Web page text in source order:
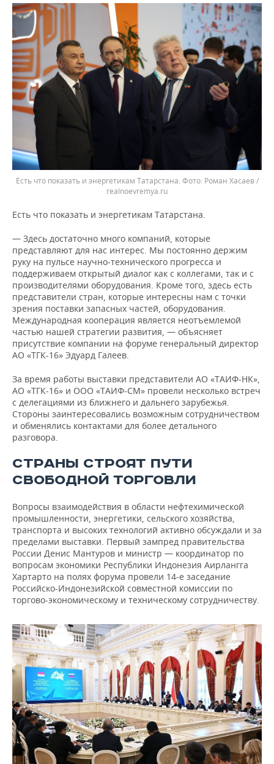
Есть что показать и энергетикам Татарстана.
Роман Хасаев /
realnoevremya.ru
Есть что показать и энергетикам Татарстана.
— Здесь достаточно много компаний, которые
представляют для нас интерес. Мы постоянно держим
руку на пульсе научно‑технического прогресса и
поддерживаем открытый диалог как с коллегами, так и с
производителями оборудования. Кроме того, здесь есть
представители стран, которые интересны нам с точки
зрения поставки запасных частей, оборудования.
Международная кооперация является неотъемлемой
частью нашей стратегии развития, — объясняет
присутствие компании на форуме генеральный директор
АО «ТГК-16» Эдуард Галеев.
За время работы выставки представители АО «ТАИФ-НК»,
АО «ТГК-16» и ООО «ТАИФ-СМ» провели несколько встреч
с делегациями из ближнего и дальнего зарубежья.
Стороны заинтересовались возможным сотрудничеством
и обменялись контактами для более детального
разговора.
СТРАНЫ СТРОЯТ ПУТИ
СВОБОДНОЙ ТОРГОВЛИ
Вопросы взаимодействия в области нефтехимической
промышленности, энергетики, сельского хозяйства,
транспорта и высоких технологий активно обсуждали и за
пределами выставки. Первый зампред правительства
России Денис Мантуров и министр — координатор по
вопросам экономики Республики Индонезия Аирлангга
Хартарто на полях форума провели 14-е заседание
Российско-Индонезийской совместной комиссии по
торгово-экономическому и техническому сотрудничеству.